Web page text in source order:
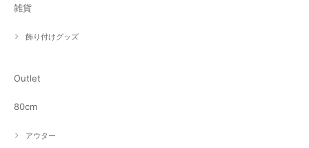
雑貨
飾り付けグッズ
Outlet
80cm
アウター